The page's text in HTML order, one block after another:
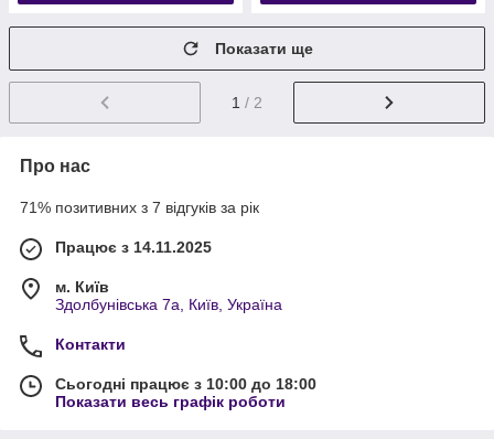
Показати ще
1 / 2
Про нас
71% позитивних з 7 відгуків за рік
Працює з 14.11.2025
м. Київ
Здолбунівська 7а, Київ, Україна
Контакти
Сьогодні працює з 10:00 до 18:00
Показати весь графік роботи